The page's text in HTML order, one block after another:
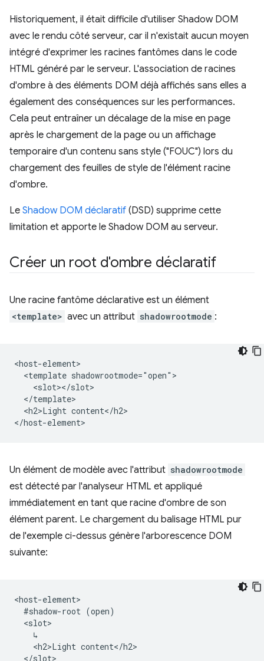
Historiquement, il était difficile d'utiliser Shadow DOM
avec le rendu côté serveur, car il n'existait aucun moyen
intégré d'exprimer les racines fantômes dans le code
HTML généré par le serveur. L'association de racines
d'ombre à des éléments DOM déjà affichés sans elles a
également des conséquences sur les performances.
Cela peut entraîner un décalage de la mise en page
après le chargement de la page ou un affichage
temporaire d'un contenu sans style ("FOUC") lors du
chargement des feuilles de style de l'élément racine
d'ombre.
Le Shadow DOM déclaratif (DSD) supprime cette
limitation et apporte le Shadow DOM au serveur.
Créer un root d'ombre déclaratif
Une racine fantôme déclarative est un élément
<template> avec un attribut shadowrootmode :
<host-element>
  <template shadowrootmode="open">
    <slot></slot>
  </template>
  <h2>Light content</h2>
Un élément de modèle avec l'attribut shadowrootmode
est détecté par l'analyseur HTML et appliqué
immédiatement en tant que racine d'ombre de son
élément parent. Le chargement du balisage HTML pur
de l'exemple ci-dessus génère l'arborescence DOM
suivante:
<host-element>
  #shadow-root (open)
  <slot>
    ↳
    <h2>Light content</h2>
  </slot>